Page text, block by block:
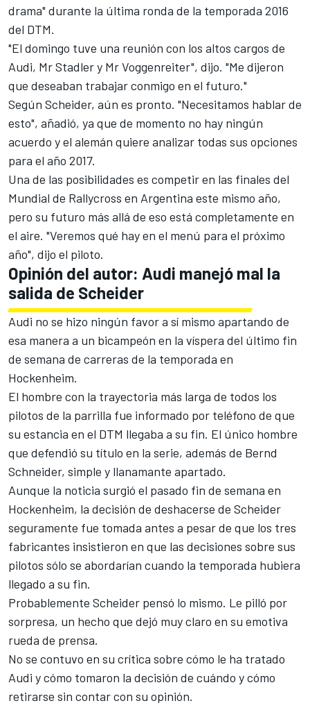
drama" durante la última ronda de la temporada 2016
del DTM.
"El domingo tuve una reunión con los altos cargos de
Audi, Mr Stadler y Mr Voggenreiter", dijo. "Me dijeron
que deseaban trabajar conmigo en el futuro."
Según Scheider, aún es pronto. "Necesitamos hablar de
esto", añadió, ya que de momento no hay ningún
acuerdo y el alemán quiere analizar todas sus opciones
para el año 2017.
Una de las posibilidades es competir en las finales del
Mundial de Rallycross en Argentina este mismo año,
pero su futuro más allá de eso está completamente en
el aire. "Veremos qué hay en el menú para el próximo
año", dijo el piloto.
Opinión del autor: Audi manejó mal la
salida de Scheider
Audi no se hizo ningún favor a sí mismo apartando de
esa manera a un bicampeón en la víspera del último fin
de semana de carreras de la temporada en
Hockenheim.
El hombre con la trayectoria más larga de todos los
pilotos de la parrilla fue informado por teléfono de que
su estancia en el DTM llegaba a su fin. El único hombre
que defendió su título en la serie, además de Bernd
Schneider, simple y llanamante apartado.
Aunque la noticia surgió el pasado fin de semana en
Hockenheim, la decisión de deshacerse de Scheider
seguramente fue tomada antes a pesar de que los tres
fabricantes insistieron en que las decisiones sobre sus
pilotos sólo se abordarían cuando la temporada hubiera
llegado a su fin.
Probablemente Scheider pensó lo mismo. Le pilló por
sorpresa, un hecho que dejó muy claro en su emotiva
rueda de prensa.
No se contuvo en su crítica sobre cómo le ha tratado
Audi y cómo tomaron la decisión de cuándo y cómo
retirarse sin contar con su opinión.